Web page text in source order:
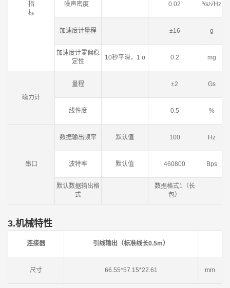
指
标
噪声密度 0.02 º/s/√Hz
加速度计量程 ±16 g
加速度计零偏稳
定性
10秒平滑，1 σ 0.2 mg
磁力计
量程 ±2 Gs
线性度 0.5 %
串口
数据输出频率 默认值 100 Hz
波特率 默认值 460800 Bps
默认数据输出格
式
数据格式1（长
包）
3.机械特性
连接器 引线输出（标准线长0.5m）
尺寸 66.55*57.15*22.61 mm